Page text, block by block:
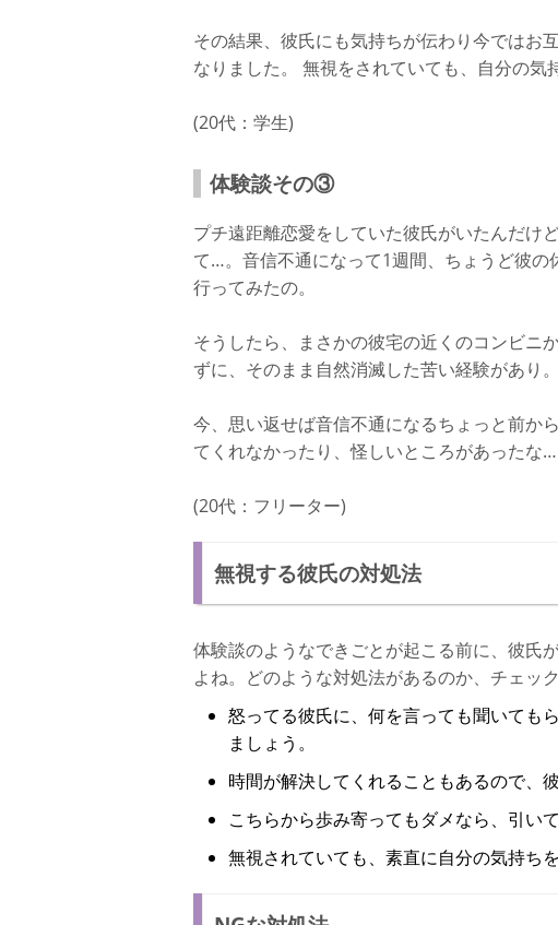
その結果、彼氏にも気持ちが伝わり今ではお
なりました。 無視をされていても、自分の気
(20代：学生)
体験談その③
プチ遠距離恋愛をしていた彼氏がいたんだけ
て…。音信不通になって1週間、ちょうど彼
行ってみたの。
そうしたら、まさかの彼宅の近くのコンビニ
ずに、そのまま自然消滅した苦い経験があり。
今、思い返せば音信不通になるちょっと前か
てくれなかったり、怪しいところがあったな…
(20代：フリーター)
無視する彼氏の対処法
体験談のようなできごとが起こる前に、彼氏
よね。どのような対処法があるのか、チェック
怒ってる彼氏に、何を言っても聞いても
ましょう。
時間が解決してくれることもあるので、
こちらから歩み寄ってもダメなら、引いて
無視されていても、素直に自分の気持ち